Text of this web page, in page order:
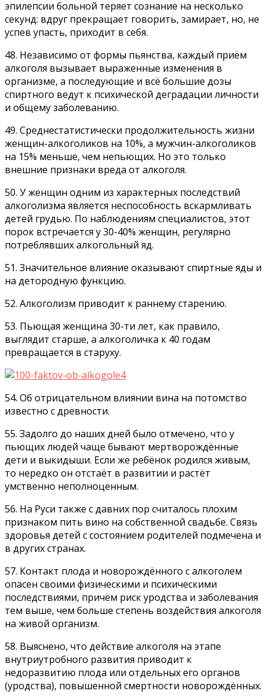
эпилепсии больной теряет сознание на несколько
секунд: вдруг прекращает говорить, замирает, но, не
успев упасть, приходит в себя.
48. Независимо от формы пьянства, каждый приём
алкоголя вызывает выраженные изменения в
организме, а последующие и всё большие дозы
спиртного ведут к психической деградации личности
и общему заболеванию.
49. Среднестатистически продолжительность жизни
женщин-алкоголиков на 10%, а мужчин-алкоголиков
на 15% меньше, чем непьющих. Но это только
внешние признаки вреда от алкоголя.
50. У женщин одним из характерных последствий
алкоголизма является неспособность вскармливать
детей грудью. По наблюдениям специалистов, этот
порок встречается у 30-40% женщин, регулярно
потреблявших алкогольный яд.
51. Значительное влияние оказывают спиртные яды и
на детородную функцию.
52. Алкоголизм приводит к раннему старению.
53. Пьющая женщина 30-ти лет, как правило,
выглядит старше, а алкоголичка к 40 годам
превращается в старуху.
54. Об отрицательном влиянии вина на потомство
известно с древности.
55. Задолго до наших дней было отмечено, что у
пьющих людей чаще бывают мертворождённые
дети и выкидыши. Если же ребёнок родился живым,
то нередко он отстаёт в развитии и растёт
умственно неполноценным.
56. На Руси также с давних пор считалось плохим
признаком пить вино на собственной свадьбе. Связь
здоровья детей с состоянием родителей подмечена и
в других странах.
57. Контакт плода и новорождённого с алкоголем
опасен своими физическими и психическими
последствиями, причём риск уродства и заболевания
тем выше, чем больше степень воздействия алкоголя
на живой организм.
58. Выяснено, что действие алкоголя на этапе
внутриутробного развития приводит к
недоразвитию плода или отдельных его органов
(уродства), повышенной смертности новорождённых.